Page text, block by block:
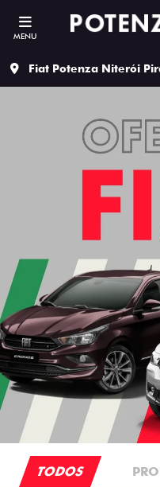
MENU
Fiat Potenza Niterói
TODOS